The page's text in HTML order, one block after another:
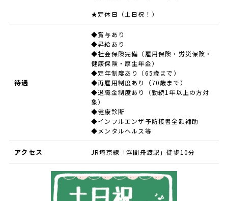
★定休日（土日祝！）
待遇
◆賞与あり
◆昇給あり
◆社会保険完備（雇用保険・労災保険・
健康保険・厚生年金）
◆定年制度あり（65歳まで）
◆再雇用制度あり（70歳まで）
◆退職金制度あり（勤続1年以上の方対
象）
◆健康診断
◆インフルエンザ予防接書全額補助
◆メンタルヘルス等
アクセス JR埼京線「浮間舟渡駅」徒歩10分